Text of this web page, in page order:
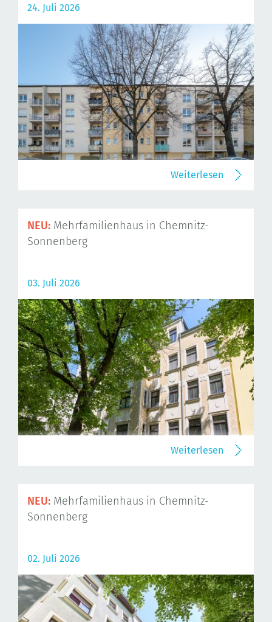
24. Juli 2026
Weiterlesen
NEU: Mehrfamilienhaus in Chemnitz-
Sonnenberg
03. Juli 2026
Weiterlesen
NEU: Mehrfamilienhaus in Chemnitz-
Sonnenberg
02. Juli 2026